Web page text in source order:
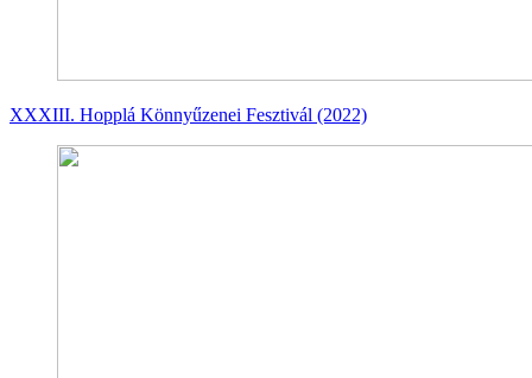
XXXIII. Hopplá Könnyűzenei Fesztivál (2022)